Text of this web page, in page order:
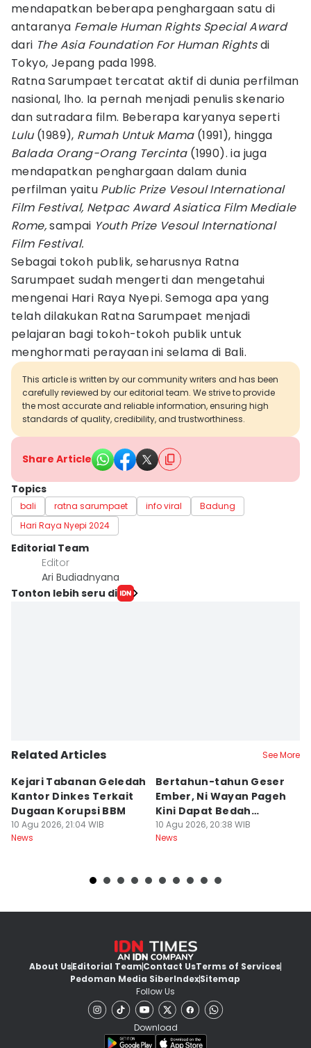
mendapatkan beberapa penghargaan satu di
antaranya Female Human Rights Special Award
dari The Asia Foundation For Human Rightsdi
Tokyo, Jepang pada 1998.
Ratna Sarumpaet tercatat aktif di dunia perfilman
nasional, lho. Ia pernah menjadi penulis skenario
dan sutradara film. Beberapa karyanya seperti
Lulu(1989), Rumah Untuk Mama(1991), hingga
Balada Orang-Orang Tercinta(1990). ia juga
mendapatkan penghargaan dalam dunia
perfilman yaitu Public Prize Vesoul International
Film Festival, Netpac Award Asiatica Film Mediale
Rome,sampai Youth Prize Vesoul International
Film Festival.
Sebagai tokoh publik, seharusnya Ratna
Sarumpaet sudah mengerti dan mengetahui
mengenai Hari Raya Nyepi. Semoga apa yang
telah dilakukan Ratna Sarumpaet menjadi
pelajaran bagi tokoh-tokoh publik untuk
menghormati perayaan ini selama di Bali.
This article is written by our community writers and has been
carefully reviewed by our editorial team. We strive to provide
the most accurate and reliable information, ensuring high
standards of quality, credibility, and trustworthiness.
Share Article
Topics
bali ratna sarumpaet info viral
Badung
Hari Raya Nyepi 2024
Editorial Team
Editor
Ari Budiadnyana
Tonton lebih seru di
Related Articles See More
Kejari Tabanan Geledah
Kantor Dinkes Terkait
Dugaan Korupsi BBM
10 Agu 2026, 21:04 WIB
News
Bertahun-tahun Geser
Ember, Ni Wayan Pageh
Kini Dapat Bedah
Rumah
10 Agu 2026, 20:38 WIB
News
About UsEditorial TeamContact UsTerms of Services
Pedoman Media SiberIndexSitemap
Follow Us
Download